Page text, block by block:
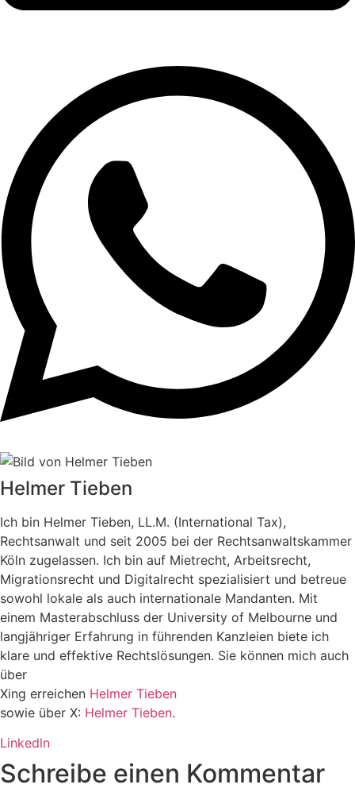
Helmer Tieben
Ich bin Helmer Tieben, LL.M. (International Tax),
Rechtsanwalt und seit 2005 bei der Rechtsanwaltskammer
Köln zugelassen. Ich bin auf Mietrecht, Arbeitsrecht,
Migrationsrecht und Digitalrecht spezialisiert und betreue
sowohl lokale als auch internationale Mandanten. Mit
einem Masterabschluss der University of Melbourne und
langjähriger Erfahrung in führenden Kanzleien biete ich
klare und effektive Rechtslösungen. Sie können mich auch
über
Xing erreichen Helmer Tieben
sowie über X: Helmer Tieben.
Linkedln
Schreibe einen Kommentar